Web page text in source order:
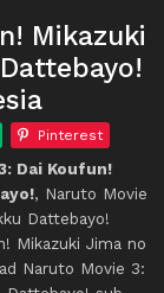
Mikazuki
Pinterest
Dai Koufun!
, Naruto Movie
Dattebayo!
Mikazuki Jima no
Naruto Movie 3: